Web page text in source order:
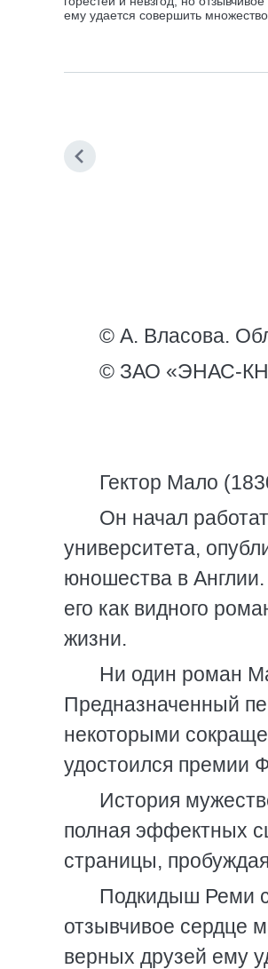
ему удается совершить
© А. Власова.
© ЗАО «ЭНАС-
Гектор Мало
Он начал
университета,
юношества в
его как видного
жизни.
Ни один роман
Предназначенный
некоторыми
удостоился премии
История
полная эффектных
страницы,
Подкидыш Реми
отзывчивое сердце
верных друзей ему